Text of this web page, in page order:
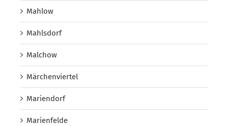
Mahlow
Mahlsdorf
Malchow
Märchenviertel
Mariendorf
Marienfelde